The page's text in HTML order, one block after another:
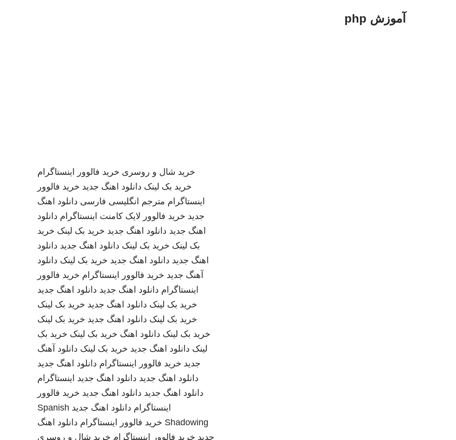
آموزش php
خرید شال و روسری خرید فالوور اینستاگرام
خرید بک لینک دانلود اهنگ جدید خرید فالوور
اینستاگرام مترجم انگلیسی فارسی دانلود اهنگ
جدید خرید فالوور لایک کامنت اینستاگرام دانلود
اهنگ جدید دانلود اهنگ جدید خرید بک لینک خرید
بک لینک خرید بک لینک دانلود اهنگ جدید دانلود
اهنگ جدید دانلود اهنگ جدید خرید بک لینک دانلود
آهنگ جدید خرید فالوور اینستاگرام خرید فالوور
اینستاگرام دانلود اهنگ جدید دانلود اهنگ جدید
خرید بک لینک دانلود اهنگ جدید خرید بک لینک
خرید بک لینک دانلود اهنگ جدید خرید بک لینک
خرید بک لینک دانلود اهنگ خرید بک لینک خرید بک
لینک دانلود اهنگ جدید خرید بک لینک دانلود آهنگ
جدید خرید فالوور اینستاگرام دانلود اهنگ جدید
دانلود اهنگ جدید دانلود اهنگ جدید اینستاگرام
دانلود اهنگ جدید دانلود اهنگ جدید خرید فالوور
اینستاگرام دانلود اهنگ جدید Spanish
Shadowing خرید فالوور اینستاگرام دانلود اهنگ
جدید خرید فالوور اینستاگرام خرید شال و روسری